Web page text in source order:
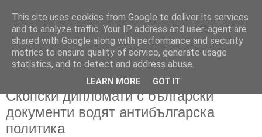
Скопски дипломати с български
документи водят антибългарска
политика
This site uses cookies from Google to deliver its services
and to analyze traffic. Your IP address and user-agent are
shared with Google along with performance and security
metrics to ensure quality of service, generate usage
statistics, and to detect and address abuse.
LEARN MORE GOT IT